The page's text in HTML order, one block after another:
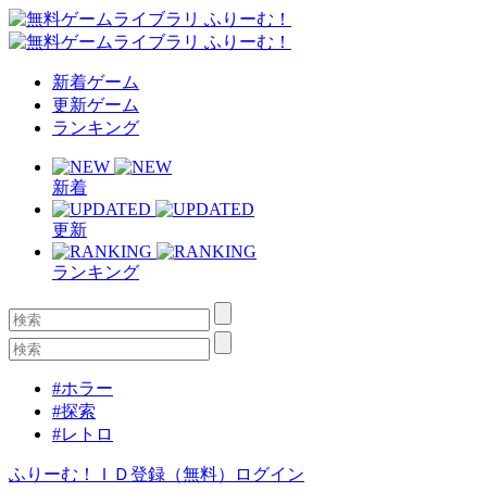
新着ゲーム
更新ゲーム
ランキング
新着
更新
ランキング
#ホラー
#探索
#レトロ
ふりーむ！ＩＤ登録（無料） ログイン